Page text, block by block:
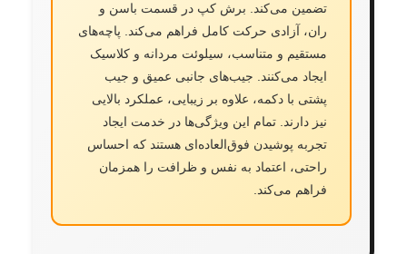
تضمین می‌کند. برش کپ در قسمت باسن و
ران، آزادی حرکت کامل فراهم می‌کند. پاچه‌های
مستقیم و متناسب، سیلوئت مردانه و کلاسیک
ایجاد می‌کنند. جیب‌های جانبی عمیق و جیب
پشتی با دکمه، علاوه بر زیبایی، عملکرد بالایی
نیز دارند. تمام این ویژگی‌ها در خدمت ایجاد
تجربه پوشیدن فوق‌العاده‌ای هستند که احساس
راحتی، اعتماد به نفس و ظرافت را همزمان
فراهم می‌کند.